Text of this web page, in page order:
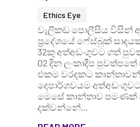
Ethics Eye
වැලිකඩ පොලීසිය විසින්
ප්‍රදේශයේ ෆේස්බුක්
32කු අත්අඩංගුවට ගත්
02 දින ලංකාදීප
එකම වරදකට කාන්තාවන්
දෙපාර්ශවයම
මෙසේ කාන්තාව
දක්වන්නේ...